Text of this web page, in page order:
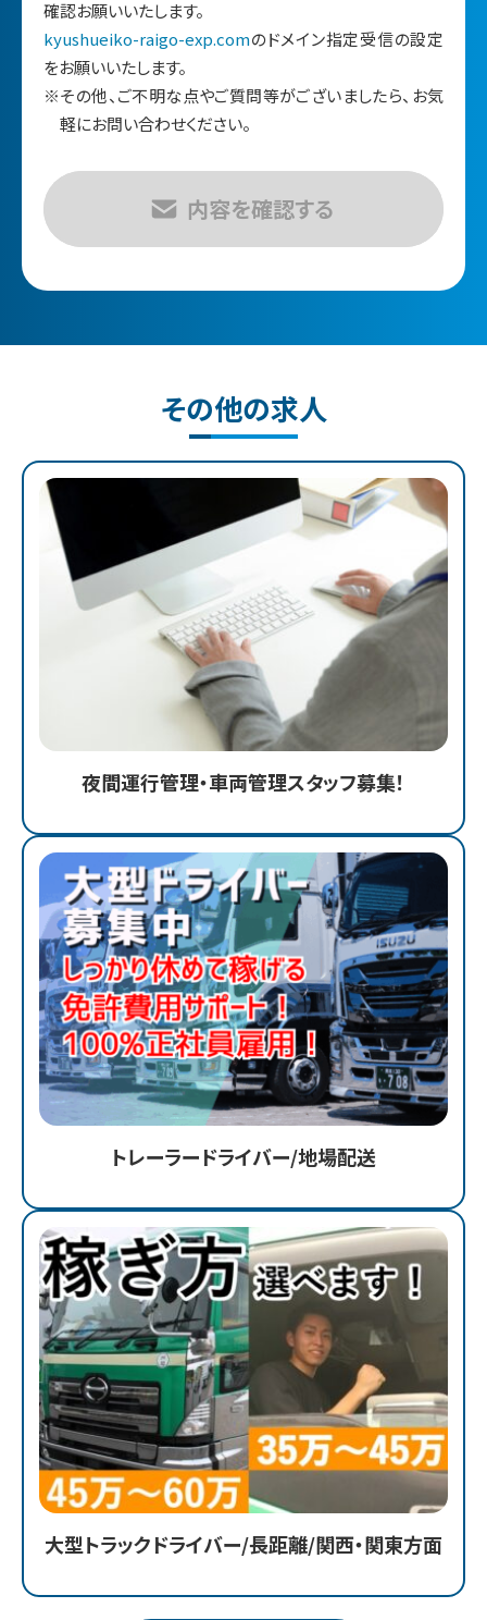
確認お願いいたします。
kyushueiko-raigo-exp.comのドメイン指定受信の設定
をお願いいたします。
※その他、ご不明な点やご質問等がございましたら、お気
軽にお問い合わせください。
その他の求人
夜間運行管理・車両管理スタッフ募集！
トレーラードライバー/地場配送
大型トラックドライバー/長距離/関西・関東方面